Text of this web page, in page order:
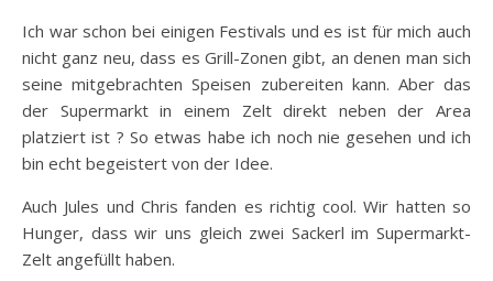
Ich war schon bei einigen Festivals und es ist für mich auch
nicht ganz neu, dass es Grill-Zonen gibt, an denen man sich
seine mitgebrachten Speisen zubereiten kann. Aber das
der Supermarkt in einem Zelt direkt neben der Area
platziert ist ? So etwas habe ich noch nie gesehen und ich
bin echt begeistert von der Idee.
Auch Jules und Chris fanden es richtig cool. Wir hatten so
Hunger, dass wir uns gleich zwei Sackerl im Supermarkt-
Zelt angefüllt haben.